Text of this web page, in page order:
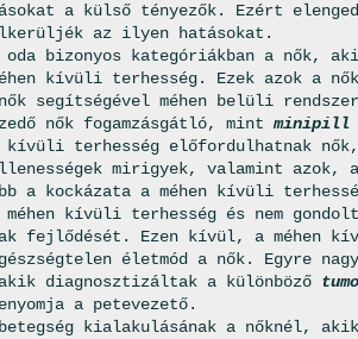
a külső tényezők. Ezért
az ilyen hatásokat.
bizonyos kategóriákban a nők,
kívüli terhesség. Ezek azok a
segítségével méhen belüli
nők fogamzásgátló, mint minipill
kívüli terhesség előfordulhatnak
mirigyek, valamint
a kockázata a méhen kívüli
kívüli terhesség és nem
fejlődését. Ezen kívül, a méhen
életmód a nők. Egyre
diagnosztizáltak a különböző
a petevezető.
kialakulásának a nőknél,